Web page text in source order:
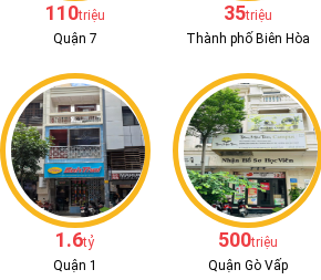
110triệu
Quận 7
35triệu
Thành phố Biên Hòa
1.6tỷ
Quận 1
500triệu
Quận Gò Vấp